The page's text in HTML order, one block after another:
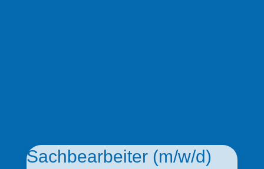
Sachbearbeiter (m/w/d)